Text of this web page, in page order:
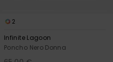
2
Infinite Lagoon
Poncho Nero Donna